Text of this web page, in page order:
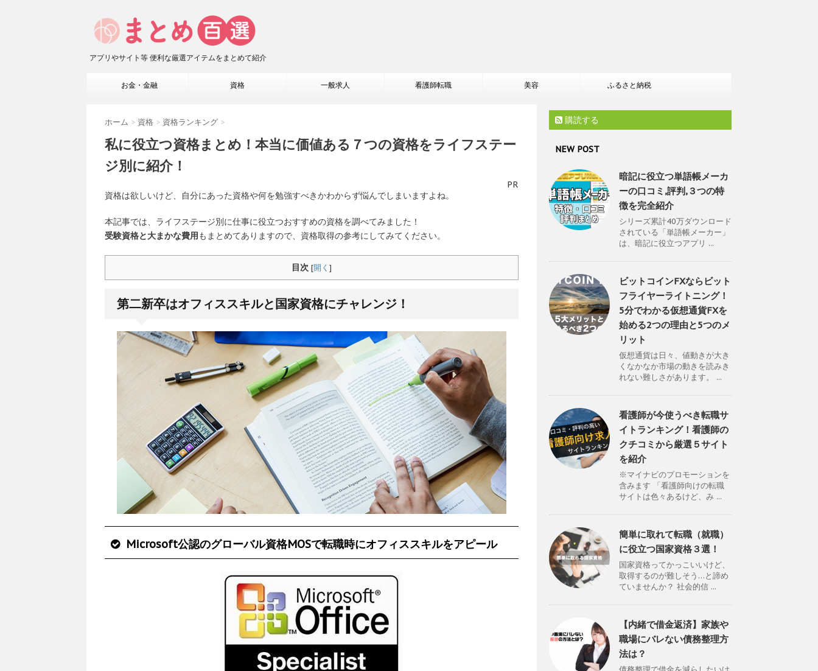
アプリやサイト等 便利な厳選アイテムをまとめて紹介
お金・金融 資格 一般求人 看護師転職 美容 ふるさと納税
ホーム > 資格 > 資格ランキング >
私に役立つ資格まとめ！本当に価値ある７つの資格をライフステー
ジ別に紹介！
PR
資格は欲しいけど、自分にあった資格や何を勉強すべきかわからず悩んでしまいますよね。
本記事では、ライフステージ別に仕事に役立つおすすめの資格を調べてみました！
受験資格と大まかな費用 もまとめてありますので、資格取得の参考にしてみてください。
目次 [開く ]
第二新卒はオフィススキルと国家資格にチャレンジ！
Microsoft公認のグローバル資格MOSで転職時にオフィススキルをアピール
購読する
NEW POST
暗記に役立つ単語帳メーカ
ーの口コミ,評判,３つの特
徴を完全紹介
シリーズ累計40万ダウンロード
されている「単語帳メーカー」
は、暗記に役立つアプリ ...
ビットコインFXならビット
フライヤーライトニング！
5分でわかる仮想通貨FXを
始める2つの理由と5つのメ
リット
仮想通貨は日々、値動きが大き
くなかなか市場の動きを読みき
れない難しさがあります。 ...
看護師が今使うべき転職サ
イトランキング！看護師の
クチコミから厳選５サイト
を紹介
※マイナビのプロモーションを
含みます 「看護師向けの転職
サイトは色々あるけど、み ...
簡単に取れて転職（就職）
に役立つ国家資格３選！
国家資格ってかっこいいけど、
取得するのが難しそう…と諦め
ていませんか？ 社会的信 ...
【内緒で借金返済】家族や
職場にバレない債務整理方
法は？